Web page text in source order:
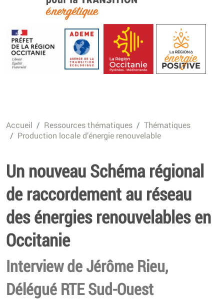
TOTEn Occitanie | Territoires
d’Occitanie pour la Transition
Energétique
Accueil Ressources thématiques
Thématiques
Production locale d’énergie renouvelable
Un nouveau Schéma régional
de raccordement au réseau
des énergies renouvelables en
Occitanie
Interview de Jérôme Rieu,
Délégué RTE Sud-Ouest